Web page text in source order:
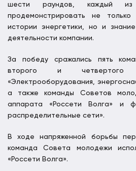
шести раундов, каждый из
продемонстрировать не
истории энергетики, но и
деятельности компании.
За победу сражались пять
второго и четвертого
«Электрооборудования,
а также команды Советов
аппарата «Россети Волга» и
распределительные сети».
В ходе напряженной борьбы
команда Совета молодежи
«Россети Волга».